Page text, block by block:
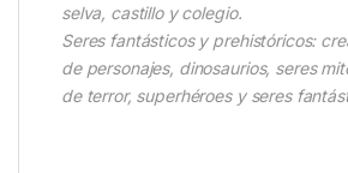
selva, castillo y colegio.
Seres fantásticos y prehistóricos:
de personajes, dinosaurios, seres
de terror, superhéroes y seres